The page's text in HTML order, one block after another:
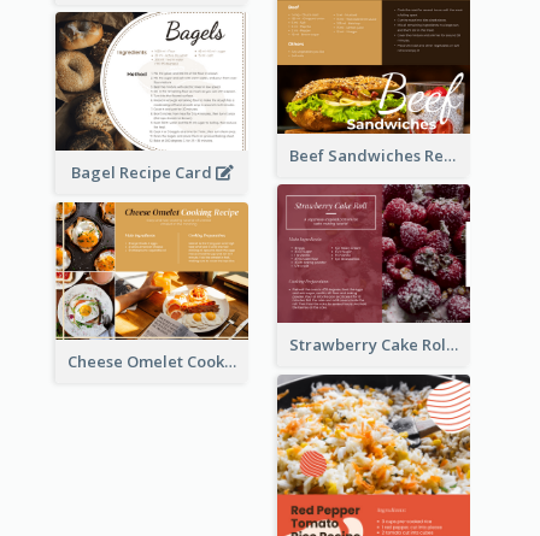
Beef Sandwiches Recipe Card
Bagel Recipe Card
Strawberry Cake Roll Recipe Card
Cheese Omelet Cooking Recipe Card